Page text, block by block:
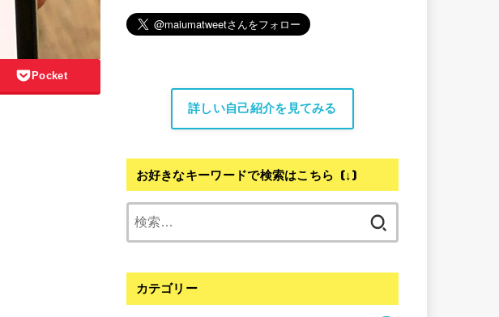
Pocket
詳しい自己紹介を見てみる
お好きなキーワードで検索はこちら (↓)
カテゴリー